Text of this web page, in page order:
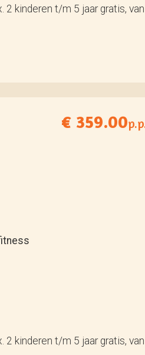
2 kinderen t/m 5 jaar gratis, van
€ 359.00
2 kinderen t/m 5 jaar gratis, van